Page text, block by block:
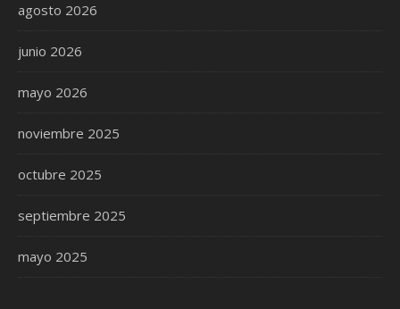
agosto 2026
junio 2026
mayo 2026
noviembre 2025
octubre 2025
septiembre 2025
mayo 2025